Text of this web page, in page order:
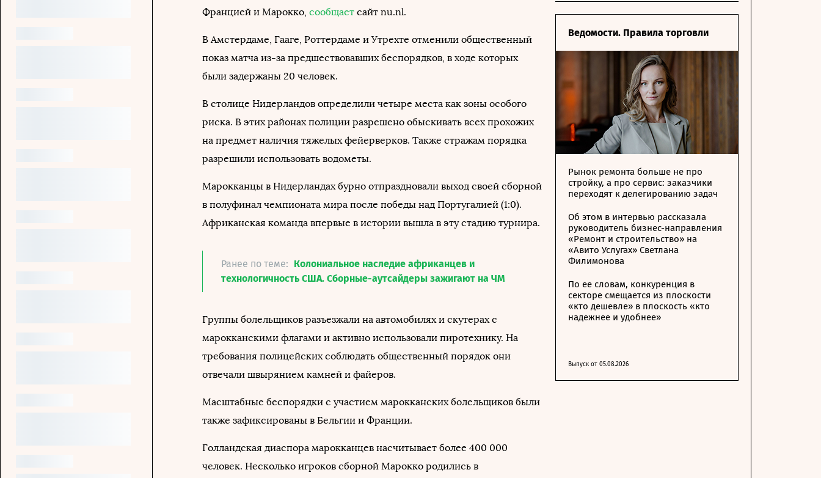
Францией и Марокко, сообщает сайт nu.nl.
В Амстердаме, Гааге, Роттердаме и Утрехте отменили общественный
показ матча из-за предшествовавших беспорядков, в ходе которых
были задержаны 20 человек.
В столице Нидерландов определили четыре места как зоны особого
риска. В этих районах полиции разрешено обыскивать всех прохожих
на предмет наличия тяжелых фейерверков. Также стражам порядка
разрешили использовать водометы.
Марокканцы в Нидерландах бурно отпраздновали выход своей сборной
в полуфинал чемпионата мира после победы над Португалией (1:0).
Африканская команда впервые в истории вышла в эту стадию турнира.
Ранее по теме: Колониальное наследие африканцев и
технологичность США. Сборные-аутсайдеры зажигают на ЧМ
Группы болельщиков разъезжали на автомобилях и скутерах с
марокканскими флагами и активно использовали пиротехнику. На
требования полицейских соблюдать общественный порядок они
отвечали швырянием камней и файеров.
Масштабные беспорядки с участием марокканских болельщиков были
также зафиксированы в Бельгии и Франции.
Голландская диаспора марокканцев насчитывает более 400 000
человек. Несколько игроков сборной Марокко родились в
Ведомости. Правила торговли
Рынок ремонта больше не про
стройку, а про сервис: заказчики
переходят к делегированию задач
Об этом в интервью рассказала
руководитель бизнес-направления
«Ремонт и строительство» на
«Авито Услугах» Светлана
Филимонова
По ее словам, конкуренция в
секторе смещается из плоскости
«кто дешевле» в плоскость «кто
надежнее и удобнее»
Выпуск от 05.08.2026